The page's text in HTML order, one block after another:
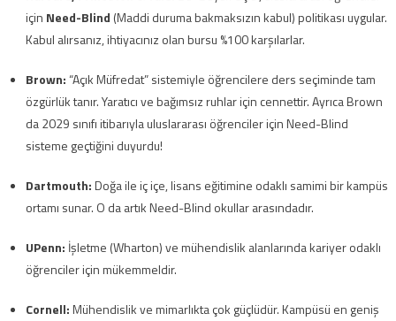
için Need-Blind (Maddi duruma bakmaksızın kabul) politikası uygular.
Kabul alırsanız, ihtiyacınız olan bursu %100 karşılarlar.
Brown:“Açık Müfredat” sistemiyle öğrencilere ders seçiminde tam
özgürlük tanır. Yaratıcı ve bağımsız ruhlar için cennettir. Ayrıca Brown
da 2029 sınıfı itibarıyla uluslararası öğrenciler için Need-Blind
sisteme geçtiğini duyurdu!
Dartmouth:Doğa ile iç içe, lisans eğitimine odaklı samimi bir kampüs
ortamı sunar. O da artık Need-Blind okullar arasındadır.
UPenn: İşletme (Wharton) ve mühendislik alanlarında kariyer odaklı
öğrenciler için mükemmeldir.
Cornell:Mühendislik ve mimarlıkta çok güçlüdür. Kampüsü en geniş